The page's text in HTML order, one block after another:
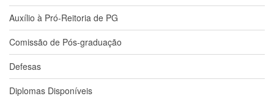
GRADUAÇÃO
Alunos
Especiais
Apresentação
Online
Auxílio à Pró-Reitoria de PG
Comissão de Pós-graduação
Defesas
Diplomas Disponíveis